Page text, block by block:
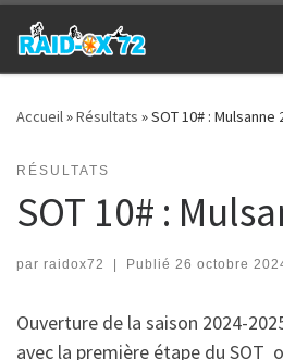
Passer au contenu
Accueil»Résultats »SOT 10# : Mulsanne
RÉSULTATS
SOT 10# :
par raidox72 | Publié 26 octobre
Ouverture de la saison 2024-
avec la première étape du SOT